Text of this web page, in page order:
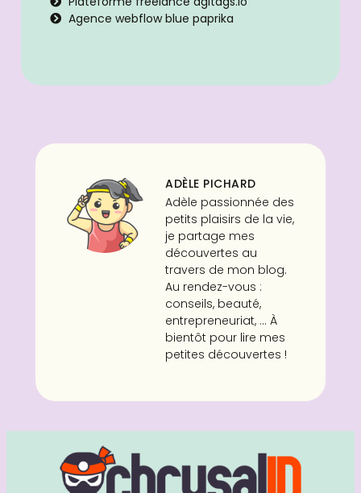
Agence webflow blue paprika
ADÈLE PICHARD
Adèle passionnée des
petits plaisirs de la vie,
je partage mes
découvertes au
travers de mon blog.
Au rendez-vous :
conseils, beauté,
entrepreneuriat, ... À
bientôt pour lire mes
petites découvertes !